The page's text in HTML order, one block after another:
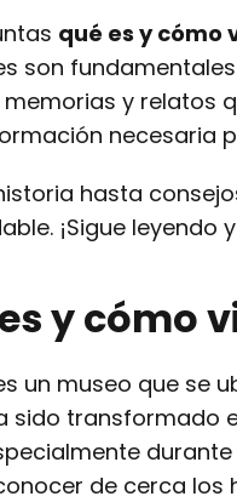
qué es y cómo
son
y relatos
necesaria
hasta
¡Sigue
y cómo
un museo que se
sido transformado
durante
de cerca los